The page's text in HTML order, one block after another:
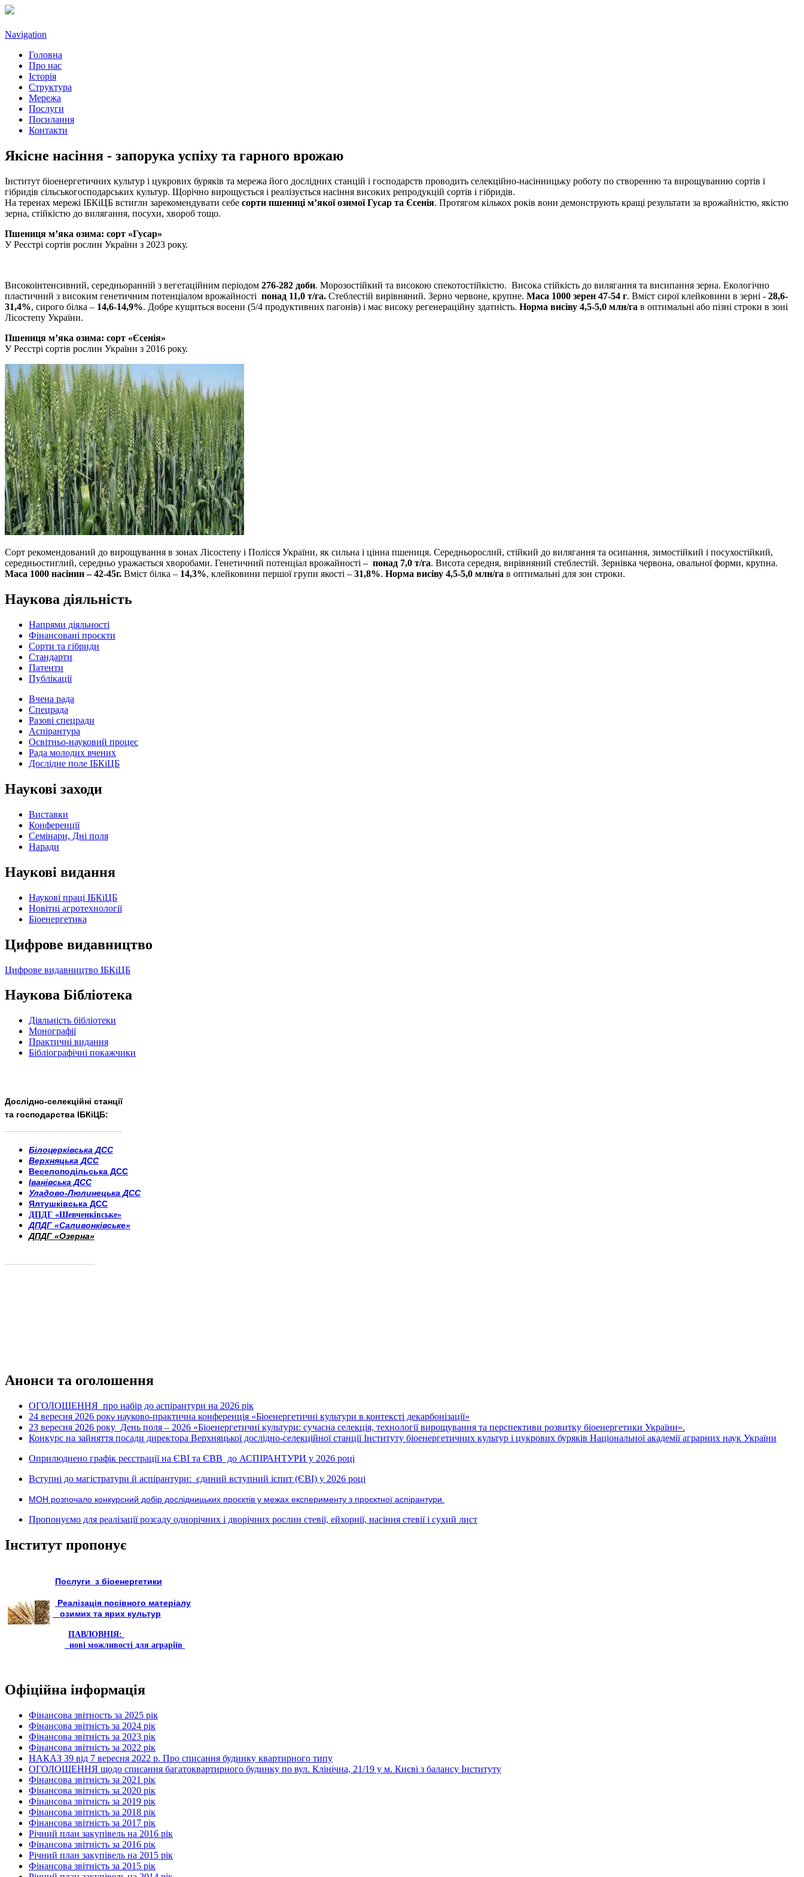
Navigation
Головна
Про нас
Історія
Структура
Мережа
Послуги
Посилання
Контакти
Якісне насіння - запорука успіху та гарного врожаю
Інститут біоенергетичних культур і цукрових буряків та мережа його дослідних станцій і господарств проводить селекційно-насінницьку роботу по створенню та вирощуванню сортів і
гібридів сільськогосподарських культур. Щорічно вирощується і реалізується насіння високих репродукцій сортів і гібридів.
На теренах мережі ІБКіЦБ встигли зарекомендувати себе сорти пшениці м’якої озимої Гусар та Єсенія. Протягом кількох років вони демонструють кращі результати за врожайністю, якістю
зерна, стійкістю до вилягання, посухи, хвороб тощо.
Пшениця м’яка озима: сорт «Гусар»
У Реєстрі сортів рослин України з 2023 року.
Високоінтенсивний, середньоранній з вегетаційним періодом 276-282 доби. Морозостійкий та високою спекотостійкістю. Висока стійкість до вилягання та висипання зерна. Екологічно
пластичний з високим генетичним потенціалом врожайності понад 11,0 т/га. Стеблестій вирівняний. Зерно червоне, крупне. Маса 1000 зерен 47-54 г. Вміст сирої клейковини в зерні - 28,6-
31,4%, сирого білка – 14,6-14,9%. Добре кущиться восени (5/4 продуктивних пагонів) і має високу регенераційну здатність. Норма висіву 4,5-5,0 млн/га в оптимальні або пізні строки в зоні
Лісостепу України.
Пшениця м’яка озима: сорт «Єсенія»
У Реєстрі сортів рослин України з 2016 року.
Сорт рекомендований до вирощування в зонах Лісостепу і Полісся України, як сильна і цінна пшениця. Середньорослий, стійкий до вилягання та осипання, зимостійкий і посухостійкий,
середньостиглий, середньо уражається хворобами. Генетичний потенціал врожайності – понад 7,0 т/га. Висота середня, вирівняний стеблестій. Зернівка червона, овальної форми, крупна.
Маса 1000 насінин – 42-45г. Вміст білка – 14,3%, клейковини першої групи якості – 31,8%. Норма висіву 4,5-5,0 млн/га в оптимальні для зон строки.
Наукова діяльність
Напрями діяльності
Фінансовані проєкти
Сорти та гібриди
Стандарти
Патенти
Публікації
Вчена рада
Спецрада
Разові спецради
Аспірантура
Освітньо-науковий процес
Рада молодих вчених
Дослідне поле ІБКіЦБ
Наукові заходи
Виставки
Конференції
Семінари, Дні поля
Наради
Наукові видання
Наукові праці ІБКіЦБ
Новітні агротехнології
Бiоенергетика
Цифрове видавництво
Цифрове видавництво ІБКіЦБ
Наукова Бібліотека
Діяльність бібліотеки
Монографії
Практичні видання
Бібліографічні покажчики
Дослідно-селекційні станції
та господарства ІБКіЦБ:
Білоцерківська ДСС
Верхняцька ДСС
Веселоподільська ДСС
Іванівська ДСС
Уладово-Люлинецька ДСС
Ялтушківська ДСС
ДПДГ «Шевченківське»
ДПДГ «Саливонківське»
ДПДГ «Озерна»
Анонси та оголошення
ОГОЛОШЕННЯ про набір до аспірантури на 2026 рік
24 вересня 2026 року науково-практична конференція «Біоенергетичні культури в контексті декарбонізації»
23 вересня 2026 року День поля – 2026 «Біоенергетичні культури: сучасна селекція, технології вирощування та перспективи розвитку біоенергетики України».
Конкурс на зайняття посади директора Верхняцької дослідно-селекційної станції Інституту біоенергетичних культур і цукрових буряків Національної академії аграрних наук України
Оприлюднено графік реєстрації на ЄВІ та ЄВВ до АСПІРАНТУРИ у 2026 році
Вступні до магістратури й аспірантури: єдиний вступний іспит (ЄВІ) у 2026 році
МОН розпочало конкурсний добір дослідницьких проєктів у межах експерименту з проєктної аспірантури.
Пропонуємо для реалізації розсаду однорічних і дворічних рослин стевії, ейхорнії, насіння стевії і сухий лист
Інститут пропонує
Послуги з біоенергетики
Реалізація посівного матеріалу
озимих та ярих культур
ПАВЛОВНІЯ:
нові можливості для аграріїв
Офіційна інформація
Фінансова звітность за 2025 рік
Фінансова звітність за 2024 рік
Фінансова звітність за 2023 рік
Фінансова звітність за 2022 рік
НАКАЗ 39 від 7 вересня 2022 р. Про списання будинку квартирного типу
ОГОЛОШЕННЯ щодо списання багатоквартирного будинку по вул. Клінічна, 21/19 у м. Києві з балансу Інституту
Фінансова звітність за 2021 рік
Фінансова звітність за 2020 рік
Фінансова звітність за 2019 рік
Фінансова звітність за 2018 рік
Фінансова звітність за 2017 рік
Річний план закупівель на 2016 рік
Фінансова звітність за 2016 рік
Річний план закупівель на 2015 рік
Фінансова звітність за 2015 рік